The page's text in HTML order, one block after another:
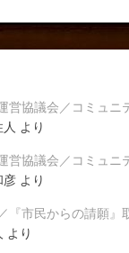
営協議会／コミュニ
より
営協議会／コミュニ
彦 より
『市民からの請願』
より